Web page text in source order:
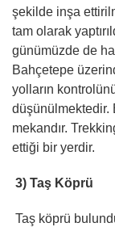
şekilde inşa
tam olarak
günümüzde de
Bahçetepe
yolların
düşünülmektedir.
mekandır.
ettiği bir yerdir.
3) Taş Köprü
Taş köprü